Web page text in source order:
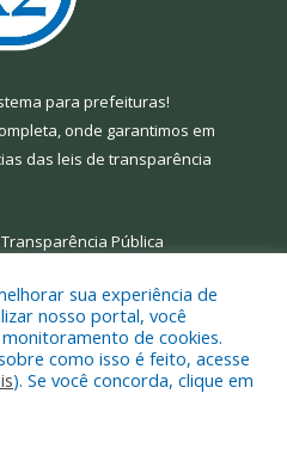
para prefeituras!
onde garantimos em
das leis de transparência
Pública
Prefeitura Municipal de Limoeiro
Ajuru.
Administrativa
sua experiência de
nosso portal, você
de cookies.
como isso é feito, acesse
). Se você concorda, clique em